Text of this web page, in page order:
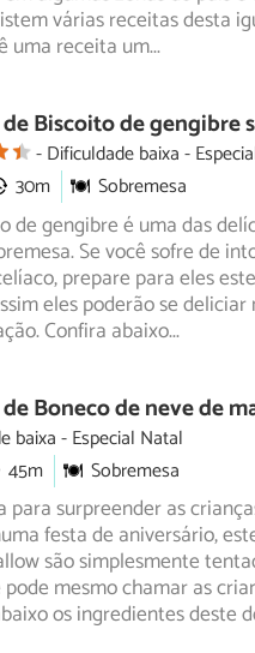
várias receitas desta
uma receita um...
Biscoito de gengibre
Dificuldade baixa
30m Sobremesa
de gengibre é uma das
Se você sofre de
prepare para eles
eles poderão se
Confira abaixo...
Boneco de neve de
baixa Especial Natal
45m Sobremesa
para surpreender as
festa de aniversário,
são simplesmente
mesmo chamar as
os ingredientes deste